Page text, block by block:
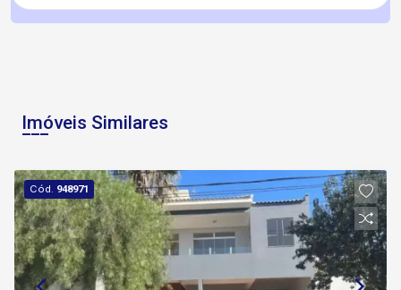
Imóveis Similares
Cód. 948971